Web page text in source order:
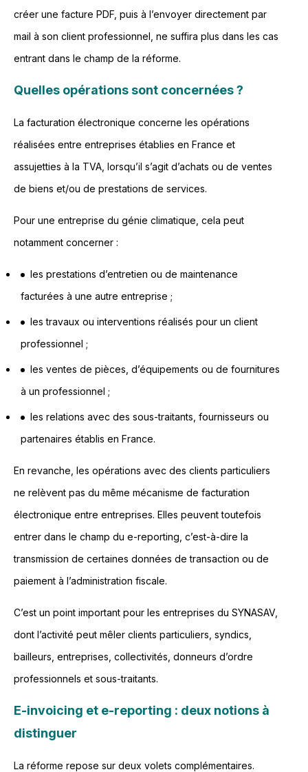
créer une facture PDF, puis à l’envoyer directement par
mail à son client professionnel, ne suffira plus dans les cas
entrant dans le champ de la réforme.
Quelles opérations sont concernées ?
La facturation électronique concerne les opérations
réalisées entre entreprises établies en France et
assujetties à la TVA, lorsqu’il s’agit d’achats ou de ventes
de biens et/ou de prestations de services.
Pour une entreprise du génie climatique, cela peut
notamment concerner :
les prestations d’entretien ou de maintenance
facturées à une autre entreprise ;
les travaux ou interventions réalisés pour un client
professionnel ;
les ventes de pièces, d’équipements ou de fournitures
à un professionnel ;
les relations avec des sous-traitants, fournisseurs ou
partenaires établis en France.
En revanche, les opérations avec des clients particuliers
ne relèvent pas du même mécanisme de facturation
électronique entre entreprises. Elles peuvent toutefois
entrer dans le champ du e-reporting, c’est-à-dire la
transmission de certaines données de transaction ou de
paiement à l’administration fiscale.
C’est un point important pour les entreprises du SYNASAV,
dont l’activité peut mêler clients particuliers, syndics,
bailleurs, entreprises, collectivités, donneurs d’ordre
professionnels et sous-traitants.
E-invoicing et e-reporting : deux notions à
distinguer
La réforme repose sur deux volets complémentaires.